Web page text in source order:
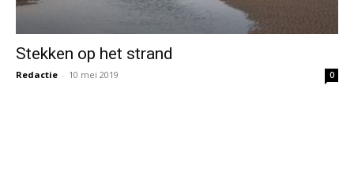
Stekken op het strand
Redactie - 10 mei 2019 0